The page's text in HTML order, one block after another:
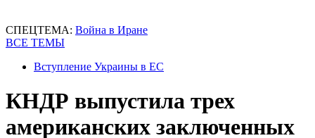
СПЕЦТЕМА: Война в Иране
ВСЕ ТЕМЫ
Вступление Украины в ЕС
КНДР выпустила трех
американских заключенных